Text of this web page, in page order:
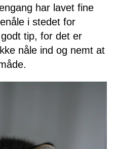
har lavet fine
i stedet for
tip, for det er
nåle ind og nemt at